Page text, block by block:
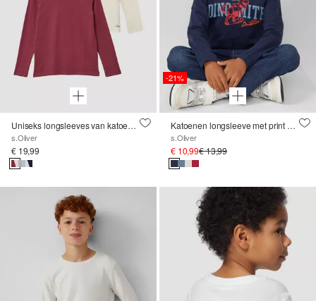
Uniseks longsleeves van katoen met dubbele achterkant
s.Oliver
€ 19,99
-21%
Katoenen longsleeve met print op de voorkant
s.Oliver
€ 10,99€ 13,99